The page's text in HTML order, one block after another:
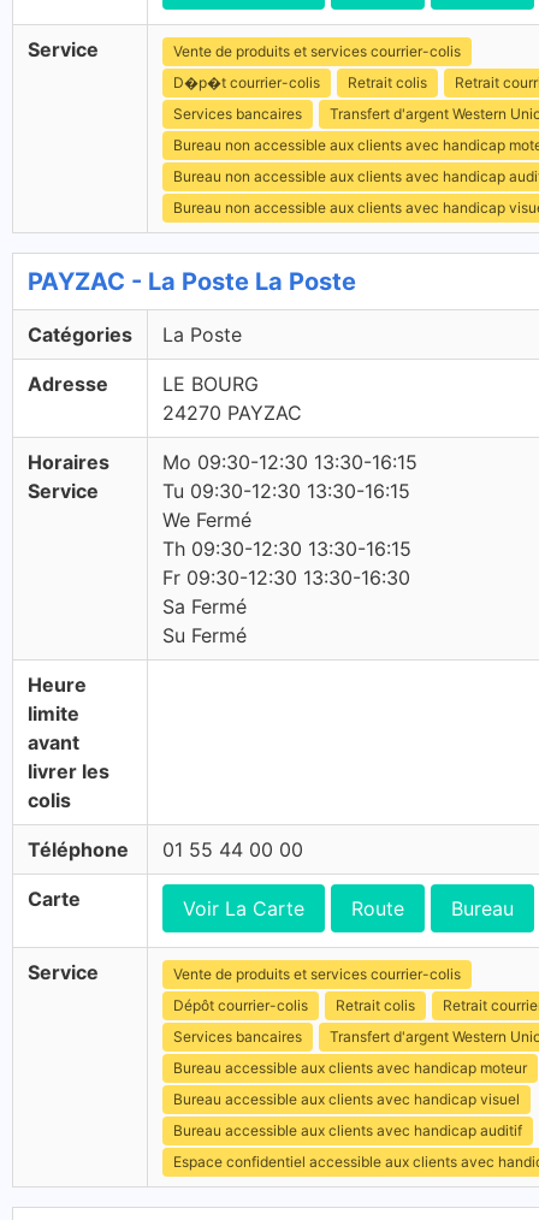
Service
Vente de produits et services courrier-colis
D�p�t courrier-colis
Retrait colis
Retrait
Services bancaires
Transfert d'argent Western
Bureau non accessible aux clients avec handicap
Bureau non accessible aux clients avec handicap
Bureau non accessible aux clients avec handicap
PAYZAC - La Poste La Poste
Catégories La Poste
Adresse
LE BOURG
24270 PAYZAC
Horaires
Service
Mo 09:30-12:30 13:30-16:15
Tu 09:30-12:30 13:30-16:15
We Fermé
Th 09:30-12:30 13:30-16:15
Fr 09:30-12:30 13:30-16:30
Sa Fermé
Su Fermé
Heure
limite
avant
livrer les
colis
Téléphone 01 55 44 00 00
Carte Voir La Carte Route Bureau
Service
Vente de produits et services courrier-colis
Dépôt courrier-colis
Retrait colis
Retrait
Services bancaires
Transfert d'argent Western
Bureau accessible aux clients avec handicap moteur
Bureau accessible aux clients avec handicap visuel
Bureau accessible aux clients avec handicap auditif
Espace confidentiel accessible aux clients avec